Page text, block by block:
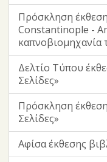
Πρόσκληση
Constantinople -
καπνοβιομηχανία
Δελτίο Τύπου
Σελίδες»
Πρόσκληση
Σελίδες»
Αφίσα έκθεσης